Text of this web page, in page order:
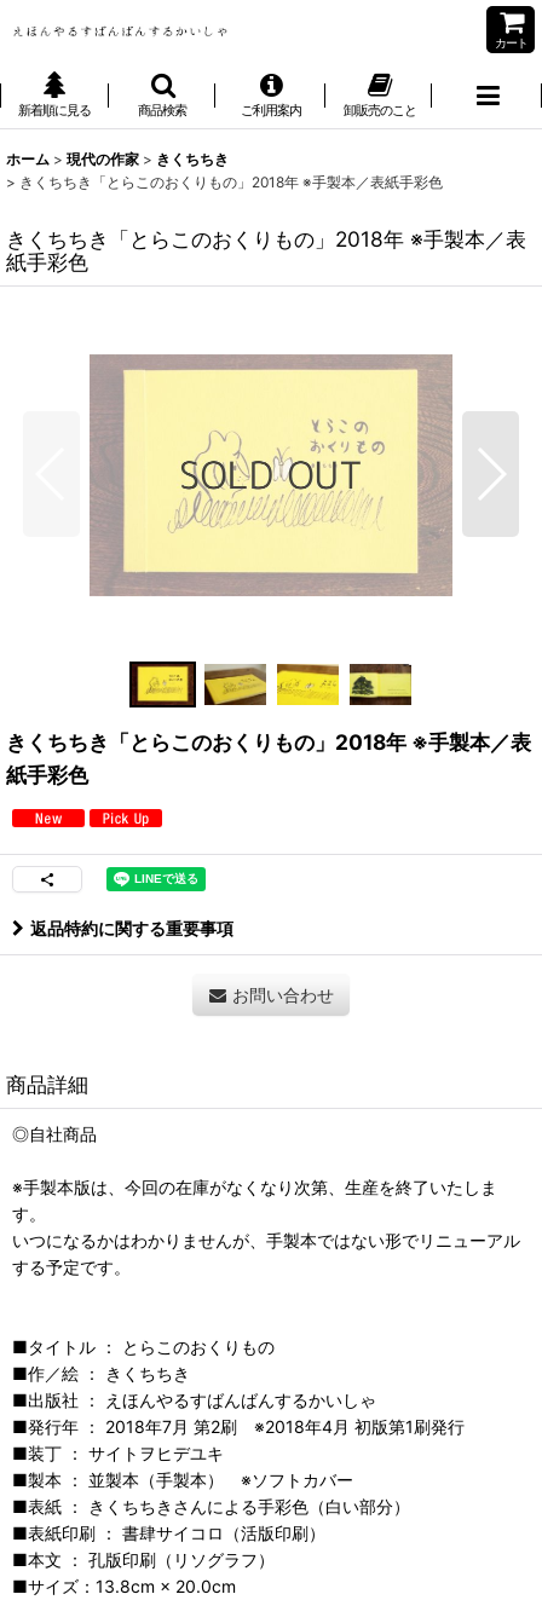
カート
新着順に見る 商品検索 ご利用案内 卸販売のこと
ホーム > 現代の作家 > きくちちき
> きくちちき「とらこのおくりもの」2018年 ※手製本／表紙手彩色
きくちちき「とらこのおくりもの」2018年 ※手製本／表
紙手彩色
きくちちき「とらこのおくりもの」2018年 ※手製本／表
紙手彩色
返品特約に関する重要事項
お問い合わせ
商品詳細
◎自社商品
※手製本版は、今回の在庫がなくなり次第、生産を終了いたしま
す。
いつになるかはわかりませんが、手製本ではない形でリニューアル
する予定です。
■タイトル ： とらこのおくりもの
■作／絵 ： きくちちき
■出版社 ： えほんやるすばんばんするかいしゃ
■発行年 ： 2018年7月 第2刷 ※2018年4月 初版第1刷発行
■装丁 ： サイトヲヒデユキ
■製本 ： 並製本（手製本） ※ソフトカバー
■表紙 ： きくちちきさんによる手彩色（白い部分）
■表紙印刷 ： 書肆サイコロ（活版印刷）
■本文 ： 孔版印刷（リソグラフ）
■サイズ：13.8cm × 20.0cm